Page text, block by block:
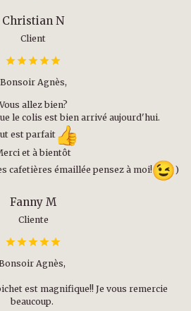
Christian N
Client
Bonsoir Agnès,
allez bien?
le colis est bien arrivé aujourd'hui.
est parfait
et à bientôt
cafetières émaillée pensez à moi!
)
Fanny M
Cliente
Agnès,
est magnifique!! Je vous remercie
beaucoup.